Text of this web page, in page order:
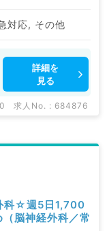
対応, その他
詳細を
見る
求人No. : 684876
科☆週5日1,700
脳神経外科／常